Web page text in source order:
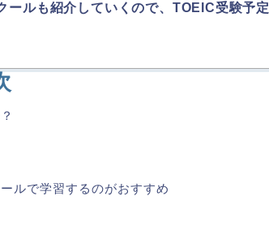
ールも紹介していくので、TOEIC受験予定
ルで学習するのがおすすめ